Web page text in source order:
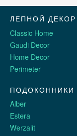
ЛЕПНОЙ ДЕКОР
Classic Home
Gaudi Decor
Home Decor
Perimeter
ПОДОКОННИКИ
Alber
Estera
Werzalit